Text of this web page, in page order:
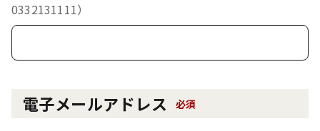
0332131111）
電子メールアドレス 必須